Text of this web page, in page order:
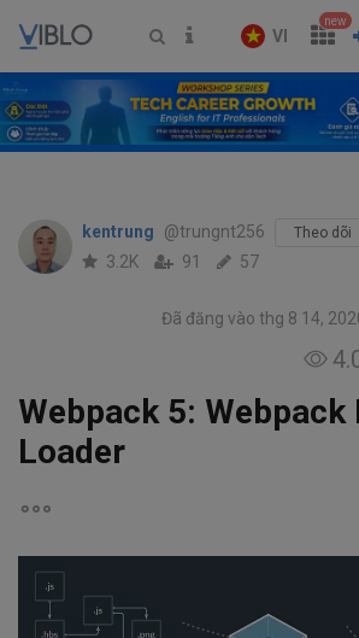
VI
new
kentrung @trungnt256 Theo dõi
3.2K 91 57
Đã đăng vào thg 8 14,
Webpack 5: Webpack
Loader